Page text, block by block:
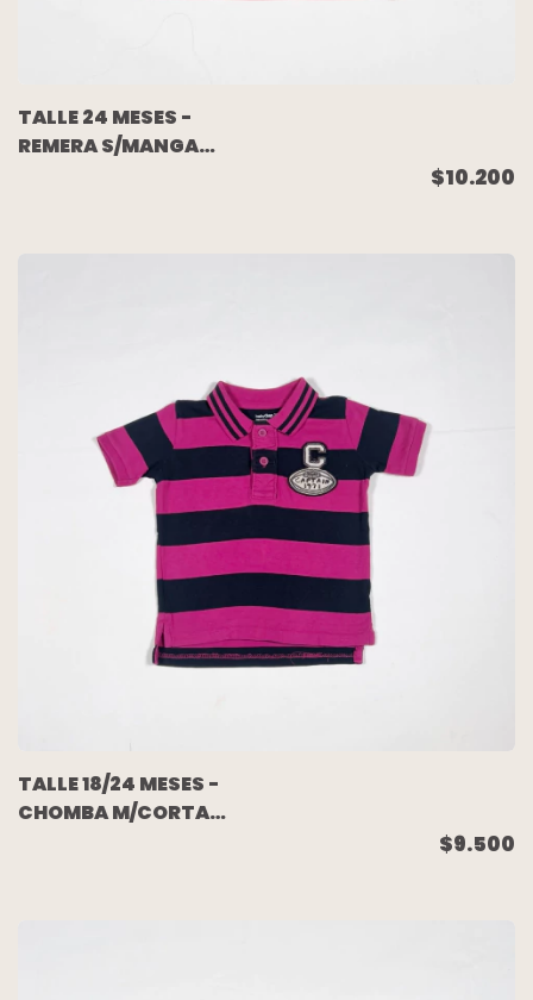
TALLE 24 MESES -
REMERA S/MANGA
$10.200
TALLE 18/24 MESES -
CHOMBA M/CORTA
$9.500